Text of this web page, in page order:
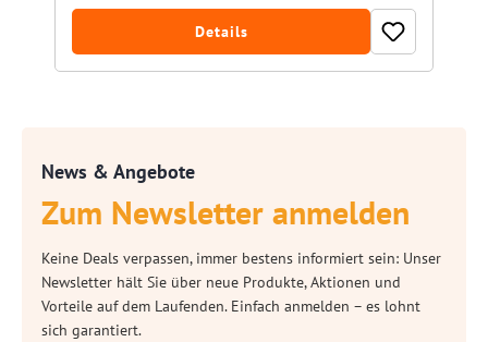
Details
News & Angebote
Zum Newsletter anmelden
Keine Deals verpassen, immer bestens informiert sein: Unser
Newsletter hält Sie über neue Produkte, Aktionen und
Vorteile auf dem Laufenden. Einfach anmelden – es lohnt
sich garantiert.